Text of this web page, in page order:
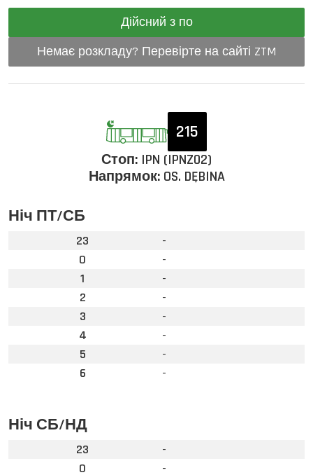
Дійсний з по
Немає розкладу? Перевірте на сайті ZTM
215
Стоп: IPN (IPNZ02)
Напрямок:OS. DĘBINA
Ніч ПТ/СБ
23
-
0
-
1
-
2
-
3
-
4
-
5
-
6
-
Ніч СБ/НД
23
-
0
-